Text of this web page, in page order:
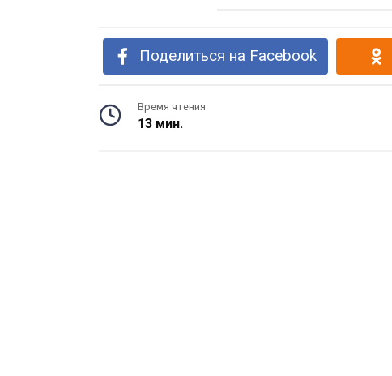
Поделиться на Facebook
Время чтения
13 мин.